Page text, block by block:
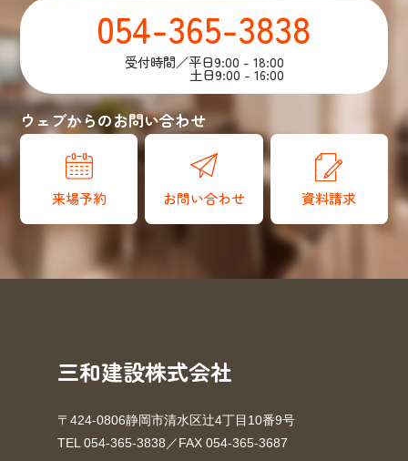
054-365-3838
受付時間／平日9:00 - 18:00
土日9:00 - 16:00
ウェブからのお問い合わせ
来場予約 お問い合わせ 資料請求
三和建設株式会社
〒424-0806静岡市清水区辻4丁目10番9号
TEL 054-365-3838／FAX 054-365-3687